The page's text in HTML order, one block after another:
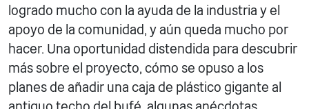
logrado mucho con la ayuda de la industria y el
apoyo de la comunidad, y aún queda mucho por
hacer. Una oportunidad distendida para descubrir
más sobre el proyecto, cómo se opuso a los
planes de añadir una caja de plástico gigante al